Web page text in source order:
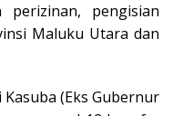
pengisian
Maluku Utara dan
(Eks Gubernur